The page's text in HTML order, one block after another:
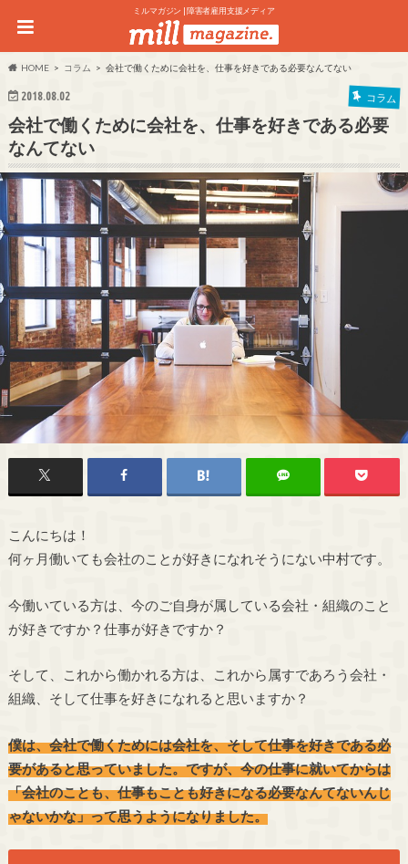
ミルマガジン | 障害者雇用支援メディア
HOME コラム 会社で働くために会社を、仕事を好きである必要なんてない
2018.08.02 コラム
会社で働くために会社を、仕事を好きである必要
なんてない
こんにちは！
何ヶ月働いても会社のことが好きになれそうにない中村です。
今働いている方は、今のご自身が属している会社・組織のこと
が好きですか？仕事が好きですか？
そして、これから働かれる方は、これから属すであろう会社・
組織、そして仕事を好きになれると思いますか？
僕は、会社で働くためには会社を、そして仕事を好きである必
要があると思っていました。ですが、今の仕事に就いてからは
「会社のことも、仕事もことも好きになる必要なんてないんじ
ゃないかな」って思うようになりました。